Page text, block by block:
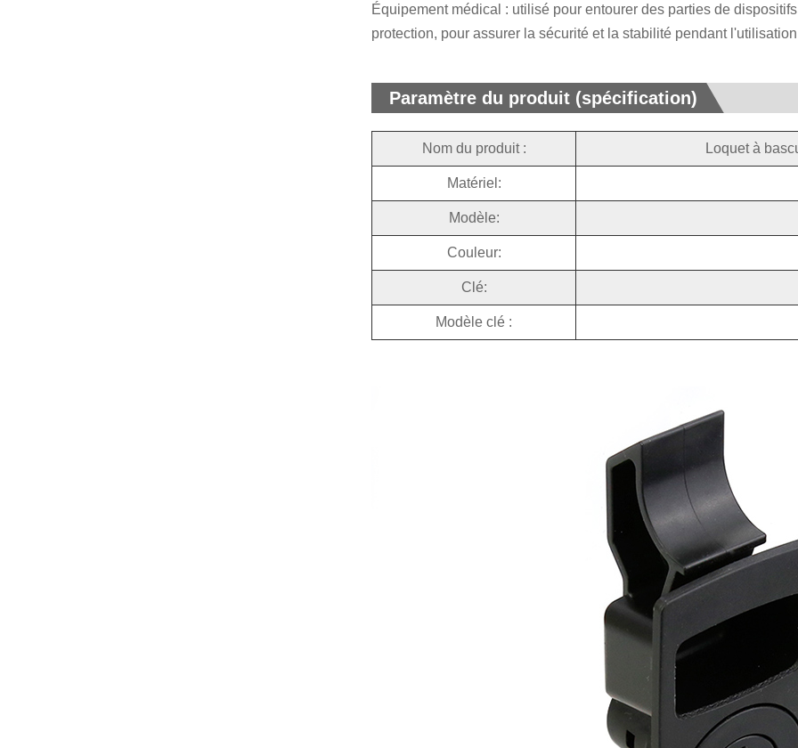
Équipement médical : utilisé pour entourer des parties de
protection, pour assurer la sécurité et la stabilité pendant
Paramètre du produit (spécification)
Nom du produit : Loquet à
Matériel:
Modèle:
Couleur:
Clé:
Modèle clé :